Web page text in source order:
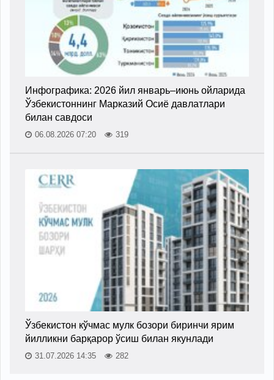
Инфографика: 2026 йил январь–июнь ойларида
Ўзбекистоннинг Марказий Осиё давлатлари
билан савдоси
06.08.2026 07:20 319
Ўзбекистон кўчмас мулк бозори биринчи ярим
йилликни барқарор ўсиш билан якунлади
31.07.2026 14:35 282